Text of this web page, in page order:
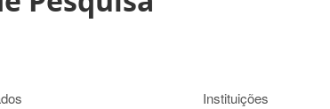
Instituições